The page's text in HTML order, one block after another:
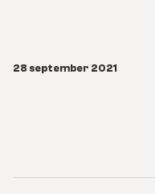
28 september 2021